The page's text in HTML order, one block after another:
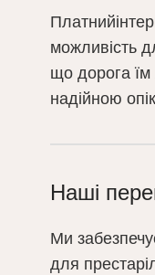
можливість
що дорога
надійною
Наші
Ми
для